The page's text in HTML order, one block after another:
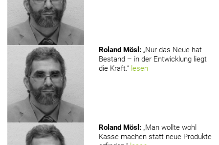
Roland Mösl : „Nur das Neue hat
Bestand – in der Entwicklung liegt
die Kraft.“ lesen
Roland Mösl : „Man wollte wohl
Kasse machen statt neue Produkte